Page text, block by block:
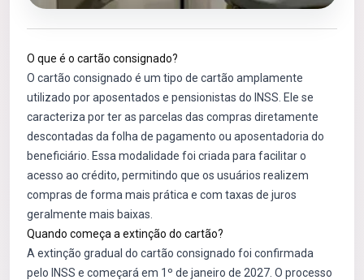
O que é o cartão consignado?
O cartão consignado é um tipo de cartão amplamente
utilizado por aposentados e pensionistas do INSS. Ele se
caracteriza por ter as parcelas das compras diretamente
descontadas da folha de pagamento ou aposentadoria do
beneficiário. Essa modalidade foi criada para facilitar o
acesso ao crédito, permitindo que os usuários realizem
compras de forma mais prática e com taxas de juros
geralmente mais baixas.
Quando começa a extinção do cartão?
A extinção gradual do cartão consignado foi confirmada
pelo INSS e começará em 1º de janeiro de 2027. O processo